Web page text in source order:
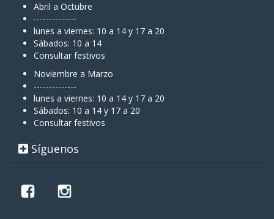
Abril a Octubre
--------------
lunes a viernes: 10 a 14 y 17 a 20
Sábados: 10 a 14
Consultar festivos
Noviembre a Marzo
--------------
lunes a viernes: 10 a 14 y 17 a 20
Sábados: 10 a 14 y 17 a 20
Consultar festivos
Síguenos